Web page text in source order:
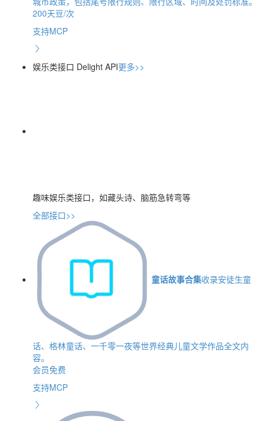
200天豆/次
支持MCP
娱乐类接口 Delight API更多>>
趣味娱乐类接口，如藏头诗、脑筋急转弯等
全部接口>>
童话故事合集收录安徒生童
话、格林童话、一千零一夜等世界经典儿童文学作品全文内
容。
会员免费
支持MCP